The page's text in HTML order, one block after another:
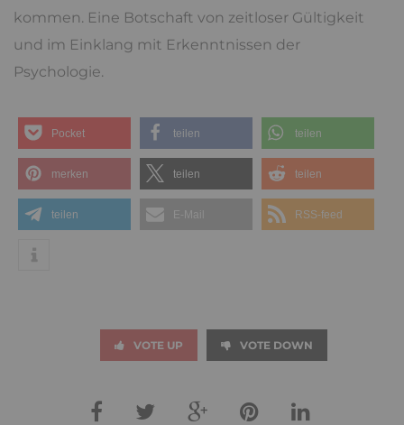
kommen. Eine Botschaft von zeitloser Gültigkeit
und im Einklang mit Erkenntnissen der
Psychologie.
Pocket teilen teilen
merken teilen teilen
teilen E-Mail RSS-feed
VOTE UP VOTE DOWN